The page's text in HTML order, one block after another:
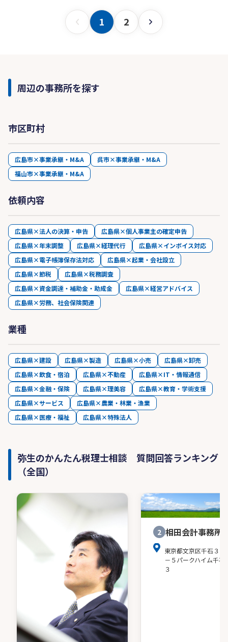
1 2
周辺の事務所を探す
市区町村
広島市×事業承継・M&A
呉市×事業承継・M&A
福山市×事業承継・M&A
依頼内容
広島県×法人の決算・申告
広島県×個人事業主の確定申告
広島県×年末調整
広島県×経理代行
広島県×インボイス対応
広島県×電子帳簿保存法対応
広島県×起業・会社設立
広島県×節税
広島県×税務調査
広島県×資金調達・補助金・助成金
広島県×経営アドバイス
広島県×労務、社会保険関連
業種
広島県×建設 広島県×製造 広島県×小売
広島県×卸売
広島県×飲食・宿泊
広島県×不動産
広島県×IT・情報通信
広島県×金融・保険
広島県×理美容
広島県×教育・学術支援
広島県×サービス
広島県×農業・林業・漁業
広島県×医療・福祉
広島県×特殊法人
弥生のかんたん税理士相談 質問回答ランキング
（全国）
2 相田会計事務所
東京都文京区千石３－
－５パークハイム千石
３